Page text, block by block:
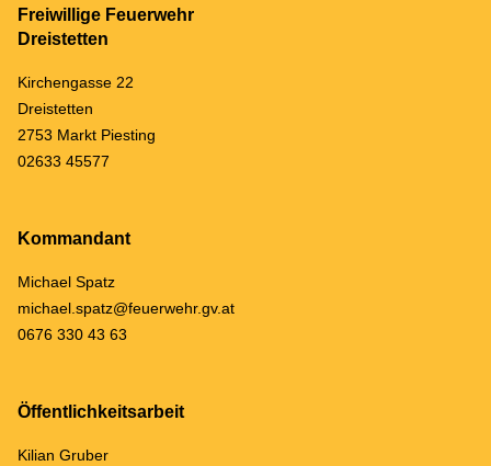
Freiwillige Feuerwehr
Dreistetten
Kirchengasse 22
Dreistetten
2753 Markt Piesting
02633 45577
Kommandant
Michael Spatz
michael.spatz@feuerwehr.gv.at
0676 330 43 63
Öffentlichkeitsarbeit
Kilian Gruber